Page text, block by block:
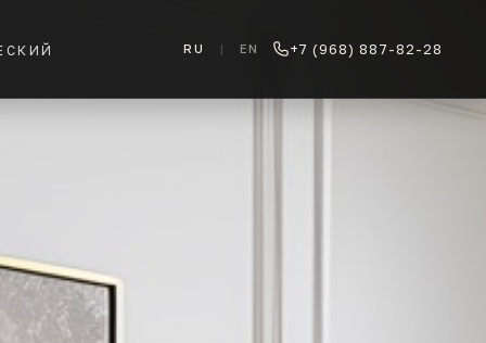
RU | EN +7 (968) 887-82-28